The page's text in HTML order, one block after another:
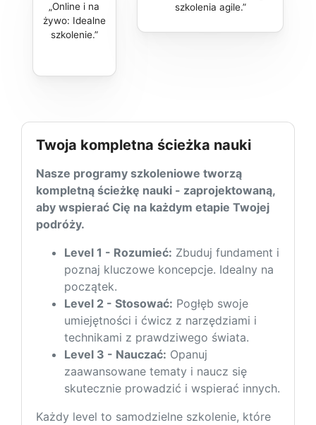
Online i na
żywo: Idealne
szkolenie.
szkolenia agile.
Twoja kompletna ścieżka nauki
Nasze programy szkoleniowe tworzą
kompletną ścieżkę nauki - zaprojektowaną,
aby wspierać Cię na każdym etapie Twojej
podróży.
Level 1 - Rozumieć: Zbuduj fundament i
poznaj kluczowe koncepcje. Idealny na
początek.
Level 2 - Stosować: Pogłęb swoje
umiejętności i ćwicz z narzędziami i
technikami z prawdziwego świata.
Level 3 - Nauczać: Opanuj
zaawansowane tematy i naucz się
skutecznie prowadzić i wspierać innych.
Każdy level to samodzielne szkolenie, które